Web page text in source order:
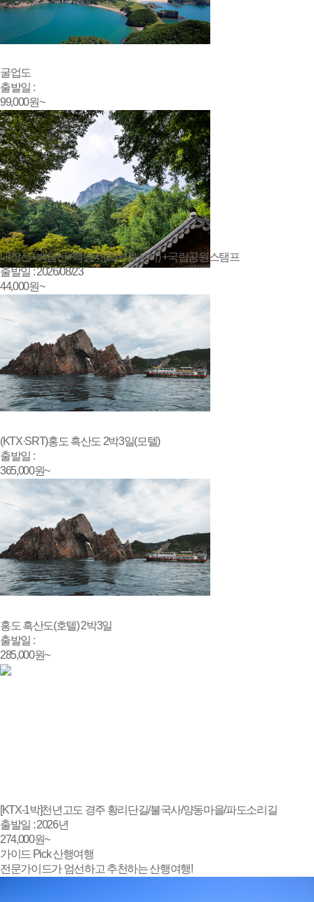
굴업도
출발일 :
99,000원~
내장산+백암산+백양사(33관음성지) +국립공원스탬프
출발일 : 2026/08/23
44,000원~
(KTX·SRT)홍도 흑산도 2박3일(모텔)
출발일 :
365,000원~
홍도 흑산도(호텔) 2박3일
출발일 :
285,000원~
[KTX-1박]천년고도 경주 황리단길/불국사/양동마을/파도소리길
출발일 : 2026년
274,000원~
가이드 Pick 산행여행
전문가이드가 엄선하고 추천하는 산행여행!